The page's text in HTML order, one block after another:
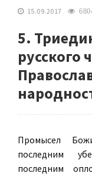
15.09.2017
5.
русского
Промысел
последним
последним